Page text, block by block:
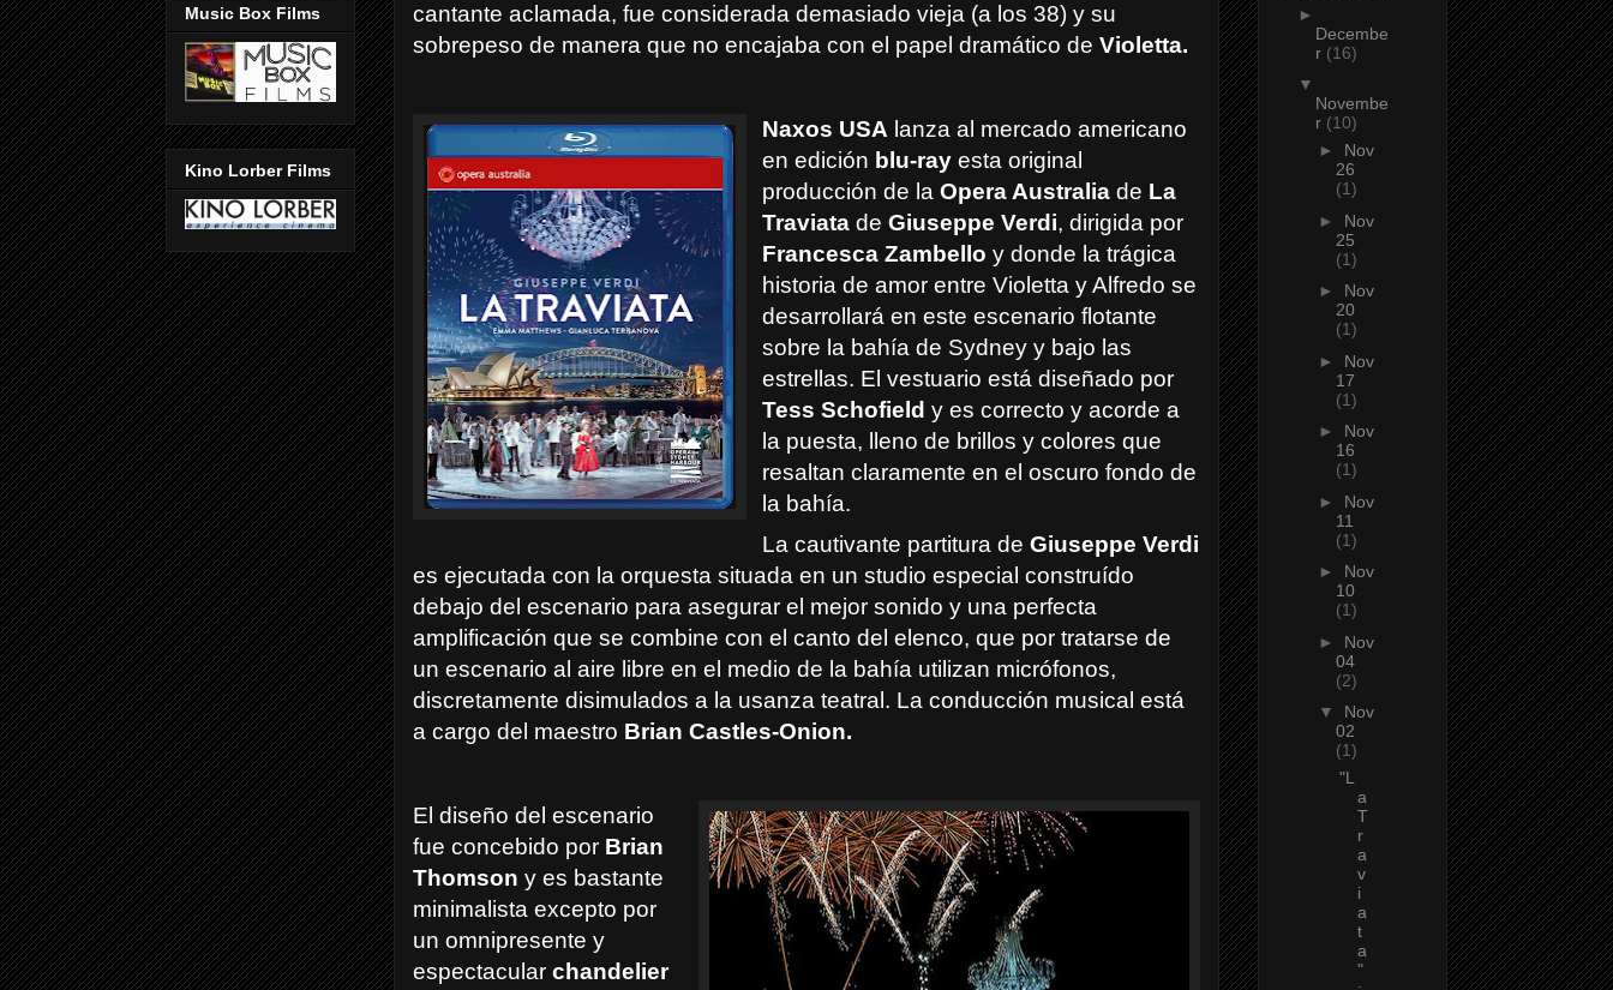
cantante aclamada, fue considerada demasiado vieja (a los 38) y su
sobrepeso de manera que no encajaba con el papel dramático de Violetta.
Naxos USA lanza al mercado americano
en edición blu-ray esta original
producción de la Opera Australia de La
Traviata de Giuseppe Verdi, dirigida por
Francesca Zambello y donde la trágica
historia de amor entre Violetta y Alfredo se
desarrollará en este escenario flotante
sobre la bahía de Sydney y bajo las
estrellas. El vestuario está diseñado por
Tess Schofield y es correcto y acorde a
la puesta, lleno de brillos y colores que
resaltan claramente en el oscuro fondo de
la bahía.
La cautivante partitura de Giuseppe Verdi
es ejecutada con la orquesta situada en un studio especial construído
debajo del escenario para asegurar el mejor sonido y una perfecta
amplificación que se combine con el canto del elenco, que por tratarse de
un escenario al aire libre en el medio de la bahía utilizan micrófonos,
discretamente disimulados a la usanza teatral. La conducción musical está
a cargo del maestro Brian Castles-Onion.
El diseño del escenario
fue concebido por Brian
Thomson y es bastante
minimalista excepto por
un omnipresente y
espectacular chandelier
Music Box Films
Kino Lorber Films
►
Decembe
r (16)
▼
Novembe
r (10)
► Nov
26
(1)
► Nov
25
(1)
► Nov
20
(1)
► Nov
17
(1)
► Nov
16
(1)
► Nov
11
(1)
► Nov
10
(1)
► Nov
04
(2)
▼ Nov
02
(1)
"L
a
T
r
a
v
i
a
t
a
"